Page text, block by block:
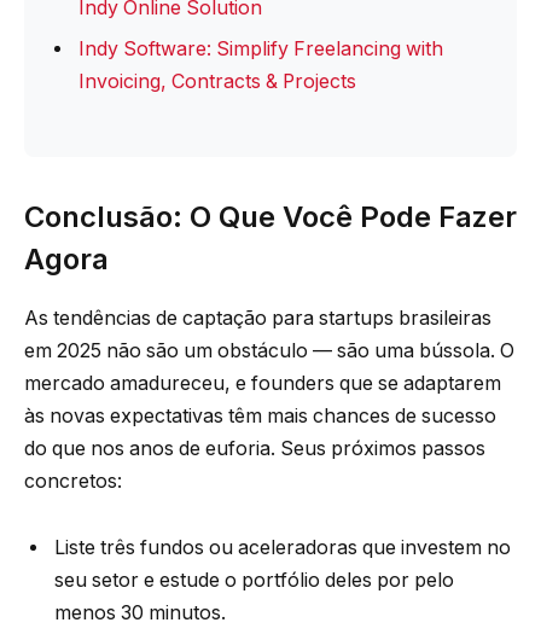
Indy Online Solution
Indy Software: Simplify Freelancing with
Invoicing, Contracts & Projects
Conclusão: O Que Você Pode Fazer
Agora
As tendências de captação para startups brasileiras
em 2025 não são um obstáculo — são uma bússola. O
mercado amadureceu, e founders que se adaptarem
às novas expectativas têm mais chances de sucesso
do que nos anos de euforia. Seus próximos passos
concretos:
Liste três fundos ou aceleradoras que investem no
seu setor e estude o portfólio deles por pelo
menos 30 minutos.